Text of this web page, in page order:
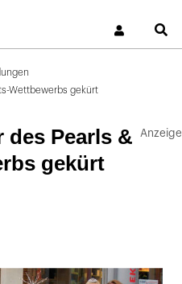
Wettbewerbs gekürt
des Pearls &
gekürt